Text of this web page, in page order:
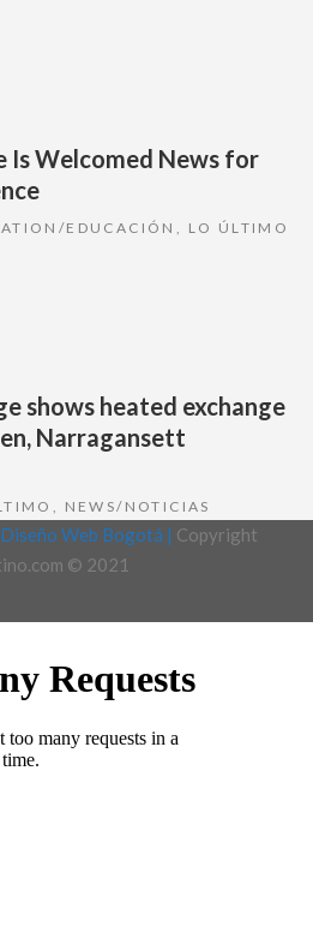
Is Welcomed News for
EDUCACIÓN LO ÚLTIMO
shows heated exchange
Narragansett
NEWS/NOTICIAS
Web Bogotá | Copyright
© 2021